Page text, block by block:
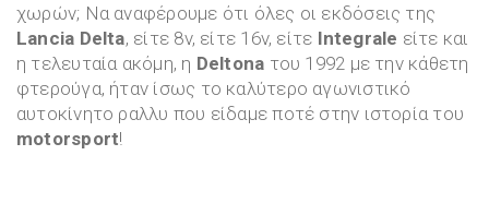
χωρών; Να αναφέρουμε ότι όλες οι εκδόσεις της
Lancia Delta, είτε 8v, είτε 16v, είτε Integrale είτε και
η τελευταία ακόμη, η Deltona του 1992 με την κάθετη
φτερούγα, ήταν ίσως το καλύτερο αγωνιστικό
αυτοκίνητο ραλλυ που είδαμε ποτέ στην ιστορία του
motorsport!